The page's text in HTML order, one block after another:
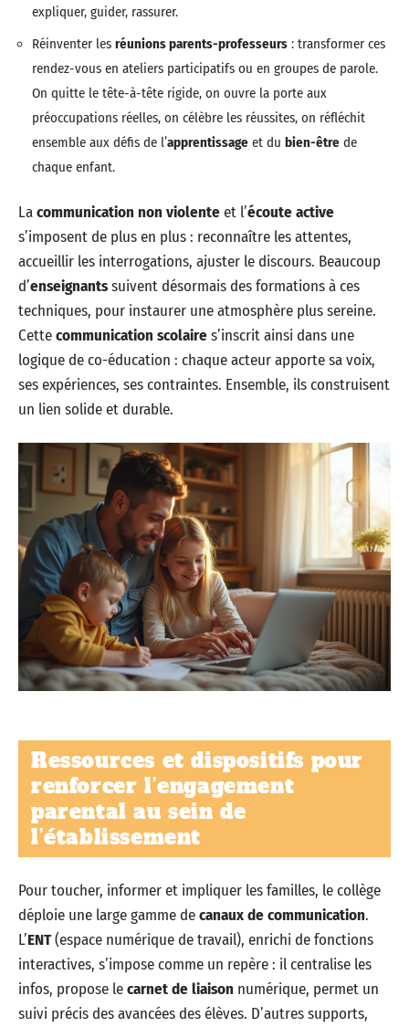
expliquer, guider, rassurer.
Réinventer les réunions parents-professeurs : transformer ces
rendez-vous en ateliers participatifs ou en groupes de parole.
On quitte le tête-à-tête rigide, on ouvre la porte aux
préoccupations réelles, on célèbre les réussites, on réfléchit
ensemble aux défis de l’apprentissage et du bien-être de
chaque enfant.
Lacommunication non violenteet l’écoute active
s’imposent de plus en plus : reconnaître les attentes,
accueillir les interrogations, ajuster le discours. Beaucoup
d’enseignantssuivent désormais des formations à ces
techniques, pour instaurer une atmosphère plus sereine.
Cettecommunication scolaires’inscrit ainsi dans une
logique de co-éducation : chaque acteur apporte sa voix,
ses expériences, ses contraintes. Ensemble, ils construisent
un lien solide et durable.
Ressources et dispositifs pour
renforcer l’engagement
parental au sein de
l’établissement
Pour toucher, informer et impliquer les familles, le collège
déploie une large gamme decanaux de communication.
L’ENT(espace numérique de travail), enrichi de fonctions
interactives, s’impose comme un repère : il centralise les
infos, propose lecarnet de liaison numérique, permet un
suivi précis des avancées des élèves. D’autres supports,